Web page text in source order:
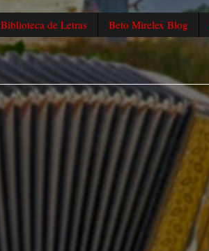
Biblioteca de Letras Beto Mirelex Blog